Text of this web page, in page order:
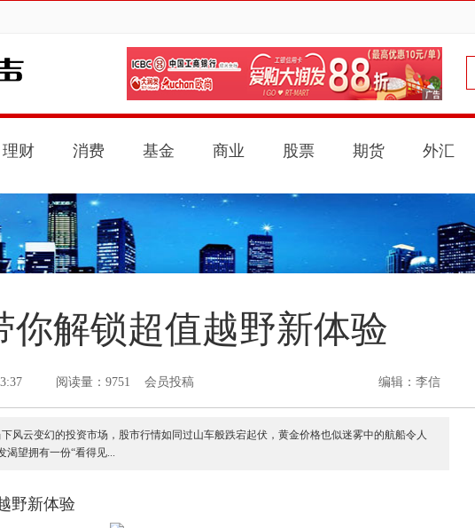
理财 消费 基金 商业 股票 期货 外汇
你解锁超值越野新体验
编辑：李信
阅读量：9751 会员投稿
风云变幻的投资市场，股市行情如同过山车般跌宕起伏，黄金价格也似迷雾中的航船令人
渴望拥有一份“看得见...
野新体验